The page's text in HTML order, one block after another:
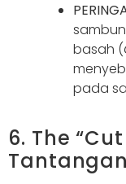
basah (
pada
6. The